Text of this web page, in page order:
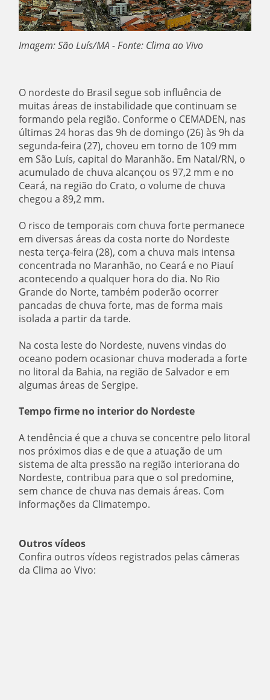
Imagem: São Luís/MA - Fonte: Clima ao Vivo
O nordeste do Brasil segue sob influência de
muitas áreas de instabilidade que continuam se
formando pela região. Conforme o CEMADEN, nas
últimas 24 horas das 9h de domingo (26) às 9h da
segunda-feira (27), choveu em torno de 109 mm
em São Luís, capital do Maranhão. Em Natal/RN, o
acumulado de chuva alcançou os 97,2 mm e no
Ceará, na região do Crato, o volume de chuva
chegou a 89,2 mm.
O risco de temporais com chuva forte permanece
em diversas áreas da costa norte do Nordeste
nesta terça-feira (28), com a chuva mais intensa
concentrada no Maranhão, no Ceará e no Piauí
acontecendo a qualquer hora do dia. No Rio
Grande do Norte, também poderão ocorrer
pancadas de chuva forte, mas de forma mais
isolada a partir da tarde.
Na costa leste do Nordeste, nuvens vindas do
oceano podem ocasionar chuva moderada a forte
no litoral da Bahia, na região de Salvador e em
algumas áreas de Sergipe.
Tempo firme no interior do Nordeste
A tendência é que a chuva se concentre pelo litoral
nos próximos dias e de que a atuação de um
sistema de alta pressão na região interiorana do
Nordeste, contribua para que o sol predomine,
sem chance de chuva nas demais áreas. Com
informações da Climatempo.
Outros vídeos
Confira outros vídeos registrados pelas câmeras
da Clima ao Vivo: